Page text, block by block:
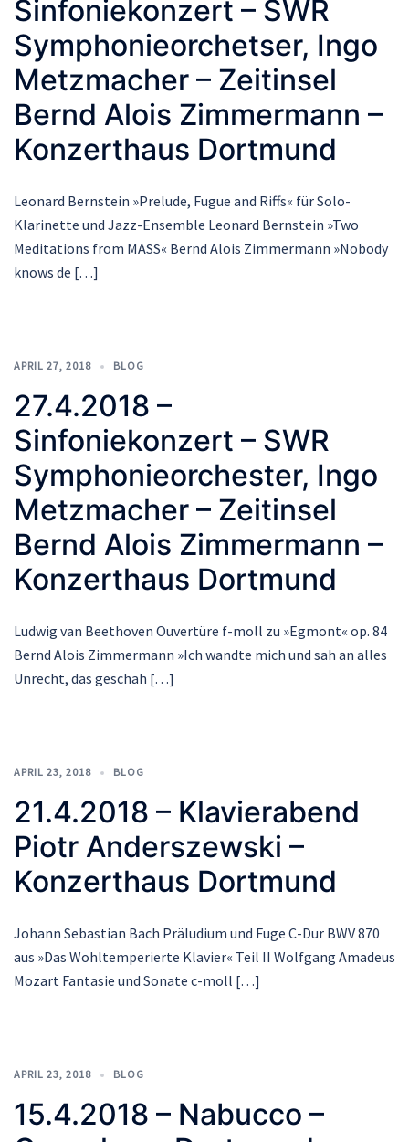
Sinfoniekonzert – SWR
Symphonieorchetser, Ingo
Metzmacher – Zeitinsel
Bernd Alois Zimmermann –
Konzerthaus Dortmund
Leonard Bernstein »Prelude, Fugue and Riffs« für Solo-
Klarinette und Jazz-Ensemble Leonard Bernstein »Two
Meditations from MASS« Bernd Alois Zimmermann »Nobody
knows de […]
APRIL 27, 2018 BLOG
27.4.2018 –
Sinfoniekonzert – SWR
Symphonieorchester, Ingo
Metzmacher – Zeitinsel
Bernd Alois Zimmermann –
Konzerthaus Dortmund
Ludwig van Beethoven Ouvertüre f-moll zu »Egmont« op. 84
Bernd Alois Zimmermann »Ich wandte mich und sah an alles
Unrecht, das geschah […]
APRIL 23, 2018 BLOG
21.4.2018 – Klavierabend
Piotr Anderszewski –
Konzerthaus Dortmund
Johann Sebastian Bach Präludium und Fuge C-Dur BWV 870
aus »Das Wohltemperierte Klavier« Teil II Wolfgang Amadeus
Mozart Fantasie und Sonate c-moll […]
APRIL 23, 2018 BLOG
15.4.2018 – Nabucco –